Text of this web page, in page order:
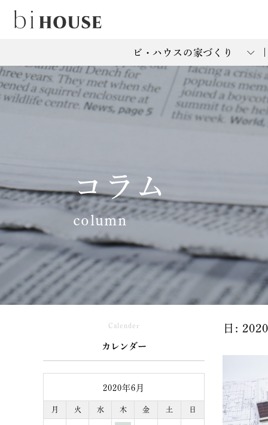
ビ・ハウスの家づくり
コラム
column
日:
Calender
カレンダー
2020年6月
月 火 水 木 金 土 日